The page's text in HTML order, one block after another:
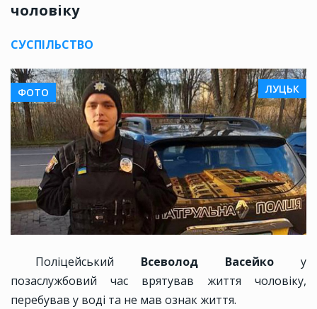
чоловіку
СУСПІЛЬСТВО
ФОТО ЛУЦЬК
Поліцейський Всеволод Васейко у
позаслужбовий час врятував життя чоловіку,
перебував у воді та не мав ознак життя.